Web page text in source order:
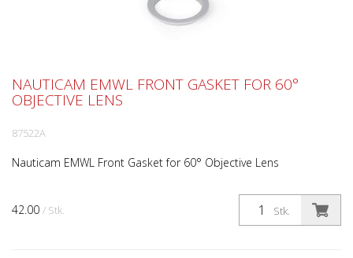
42.00 / Stk. Stk.
NAUTICAM EMWL FRONT GASKET FOR 60°
OBJECTIVE LENS
87522A
Nauticam EMWL Front Gasket for 60° Objective Lens